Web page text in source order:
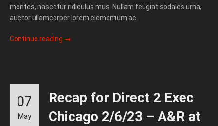
montes, nascetur ridiculus mus. Nullam feugiat sodales urna,
auctor ullamcorper lorem elementum ac.
Continue reading →
Recap for Direct 2 Exec
Chicago 2/6/23 – A&R at
07
May